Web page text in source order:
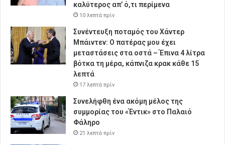
καλύτερος απ’ ό,τι περίμενα
10 λεπτά πρίν
Συνέντευξη ποταμός του Χάντερ
Μπάιντεν: Ο πατέρας μου έχει
μεταστάσεις στα οστά – Έπινα 4 λίτρα
βότκα τη μέρα, κάπνιζα κρακ κάθε 15
λεπτά
17 λεπτά πρίν
Συνελήφθη ένα ακόμη μέλος της
συμμορίας του «Έντικ» στο Παλαιό
Φάληρο
21 λεπτά πρίν